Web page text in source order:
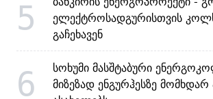
5
ელექტროსადგურისთვის
გაჩეხავენ
6
სოხუმი მასშტაბური
მიზეზად ენგურჰესზე მომხდარ